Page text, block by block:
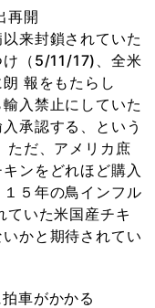
再開
来封鎖されていた
け（5/11/17)、全米
報をもたらし
入禁止にしていた
承認する、という
ただ、アメリカ庶
ンをどれほど購入
５年の鳥インフル
ていた米国産チキ
かと期待されてい
車がかかる